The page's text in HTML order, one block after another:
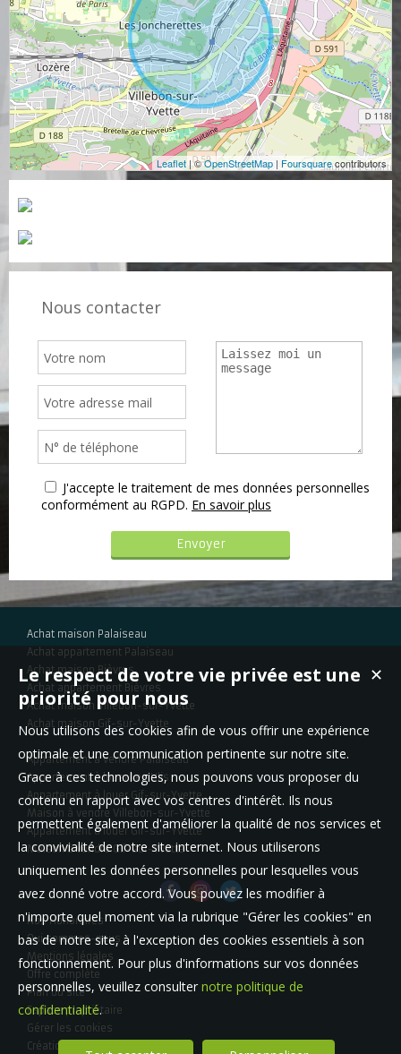
Leaflet | ©OpenStreetMap | Foursquarecontributors
Nous contacter
J'accepte le traitement de mes données personnelles
conformément au RGPD. En savoir plus
Achat maison Palaiseau
Achat appartement Palaiseau
Achat maison Bièvres
Achat appartement Bièvres
Achat maison Villebon-sur-Yvette
Achat maison Gif-sur-Yvette
Appartement à vendre Palaiseau
Appartement à louer Les Ulis
Appartement à louer Gif-sur-Yvette
Maison à vendre Villebon-sur-Yvette
Appartement à louer Gif-sur-Yvette
Maison à vendre Gif-sur-Yvette
Nos Honoraires
Qui sommes-nous
Mentions légales
Offre complète
Plan du site
Espace propriétaire
Gérer les cookies
Création site immobilier
✕
Le respect de votre vie privée est une
priorité pour nous
Nous utilisons des cookies afin de vous offrir une expérience
optimale et une communication pertinente sur notre site.
Grace à ces technologies, nous pouvons vous proposer du
contenu en rapport avec vos centres d'intérêt. Ils nous
permettent également d'améliorer la qualité de nos services et
la convivialité de notre site internet. Nous utiliserons
uniquement les données personnelles pour lesquelles vous
avez donné votre accord. Vous pouvez les modifier à
n'importe quel moment via la rubrique "Gérer les cookies" en
bas de notre site, à l'exception des cookies essentiels à son
fonctionnement. Pour plus d'informations sur vos données
personnelles, veuillez consulter notre politique de
confidentialité.